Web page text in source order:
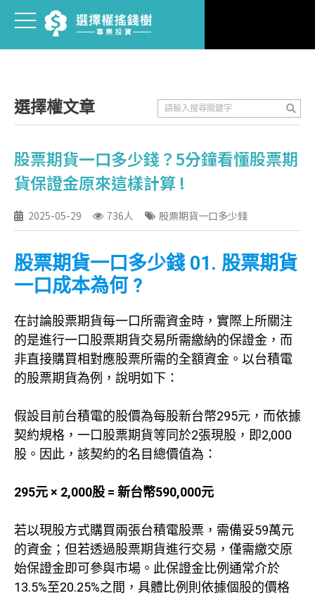
選擇權文章
股票期貨一口多少錢？5分鐘看懂股票期
貨保證金原來這樣計算 !
2025-05-29 736人 股票期貨一口多少錢
股票期貨一口多少錢 01. 股票期貨
一口成本為何 ?
在討論股票期貨每一口所需資金時，實際上所關注
的是進行一口股票期貨交易所需繳納的保證金，而
非直接購買相對應股票所需的全額資金。以台積電
的股票期貨為例，說明如下：
假設目前台積電的股價為每股新台幣295元，而依據
契約規格，一口股票期貨等同於2張現股，即2,000
股。因此，該契約的名目總價值為：
295元 × 2,000股 = 新台幣590,000元
若以現股方式購買兩張台積電股票，需備妥59萬元
的資金；但若透過股票期貨進行交易，僅需繳交原
始保證金即可參與市場。此保證金比例通常介於
13.5%至20.25%之間，具體比例則依據個股的價格